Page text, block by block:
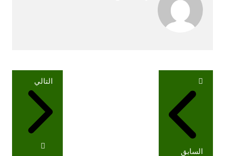
تصفّح
المقالات
السابق
التالي